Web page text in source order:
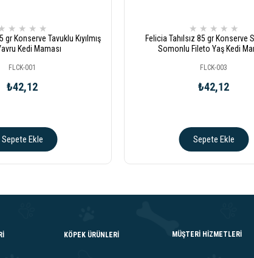
★ ★ ★ ★
gr Konserve Tavuklu Kıyılmış
Kedi Maması
FLCK-001
₺42,12
Sepete Ekle
★ ★ ★ ★ ★
Felicia Tahılsız 85 gr Konserve
Somonlu Fileto Yaş Kedi
FLCK-003
₺42,12
Sepete Ekle
KÖPEK ÜRÜNLERİ MÜŞTERİ HİZMETLERİ